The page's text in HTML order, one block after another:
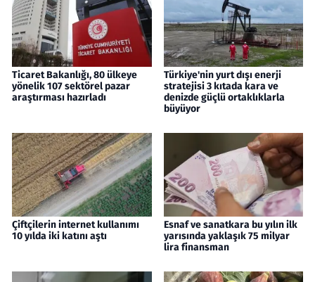
Ticaret Bakanlığı, 80 ülkeye
yönelik 107 sektörel pazar
araştırması hazırladı
Türkiye'nin yurt dışı enerji
stratejisi 3 kıtada kara ve
denizde güçlü ortaklıklarla
büyüyor
Çiftçilerin internet kullanımı
10 yılda iki katını aştı
Esnaf ve sanatkara bu yılın ilk
yarısında yaklaşık 75 milyar
lira finansman